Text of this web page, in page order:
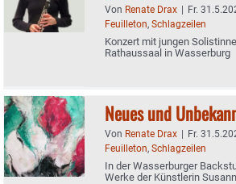
Von Renate Drax | Fr.
Feuilleton, Schlagzeilen
Konzert mit jungen
Rathaussaal in Wasserburg
Neues und
Von Renate Drax | Fr.
Feuilleton, Schlagzeilen
In der Wasserburger
Werke der Künstlerin